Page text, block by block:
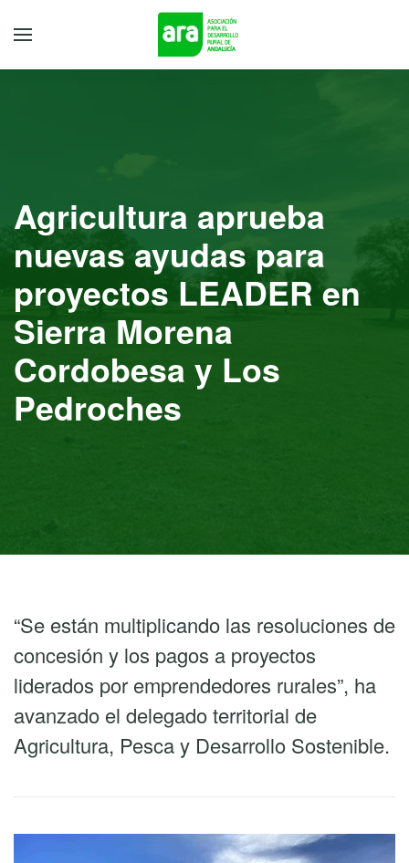
Agricultura aprueba
nuevas ayudas para
proyectos LEADER en
Sierra Morena
Cordobesa y Los
Pedroches
“Se están multiplicando las resoluciones de
concesión y los pagos a proyectos
liderados por emprendedores rurales”, ha
avanzado el delegado territorial de
Agricultura, Pesca y Desarrollo Sostenible.